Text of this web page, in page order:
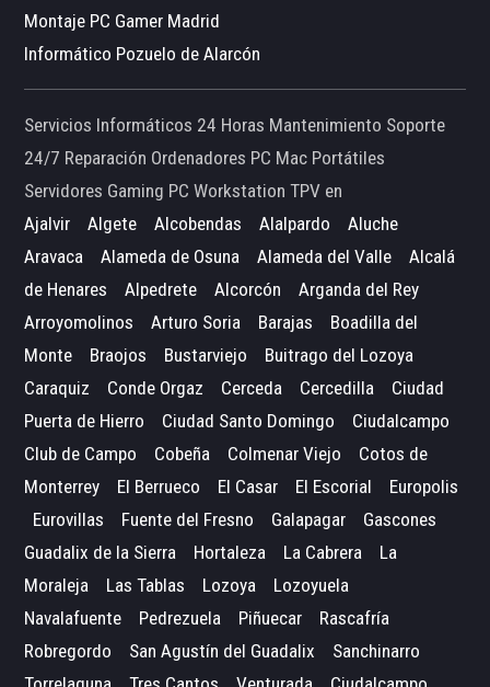
Montaje PC Gamer Madrid
Informático Pozuelo de Alarcón
Servicios Informáticos 24 Horas Mantenimiento Soporte
24/7 Reparación Ordenadores PC Mac Portátiles
Servidores Gaming PC Workstation TPV en
Ajalvir
Algete Alcobendas Alalpardo
Aluche
Aravaca
Alameda de Osuna Alameda del Valle
Alcalá
de Henares
Alpedrete Alcorcón
Arganda del Rey
Arroyomolinos
Arturo Soria Barajas
Boadilla del
Monte
Braojos Bustarviejo
Buitrago del Lozoya
Caraquiz
Conde Orgaz Cerceda Cercedilla
Ciudad
Puerta de Hierro
Ciudad Santo Domingo
Ciudalcampo
Club de Campo
Cobeña Colmenar Viejo
Cotos de
Monterrey
El Berrueco El Casar El Escorial
Europolis
Eurovillas
Fuente del Fresno Galapagar
Gascones
Guadalix de la Sierra
Hortaleza La Cabrera
La
Moraleja
Las Tablas Lozoya
Lozoyuela
Navalafuente
Pedrezuela Piñuecar
Rascafría
Robregordo
San Agustín del Guadalix
Sanchinarro